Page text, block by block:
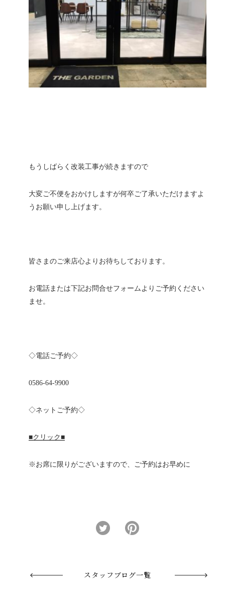
もうしばらく改装工事が続きますので
大変ご不便をおかけしますが何卒ご了承いただけますよ
うお願い申し上げます。
皆さまのご来店心よりお待ちしております。
お電話または下記お問合せフォームよりご予約ください
ませ。
◇電話ご予約◇
0586-64-9900
◇ネットご予約◇
■クリック■
※お席に限りがございますので、ご予約はお早めに
スタッフブログ一覧